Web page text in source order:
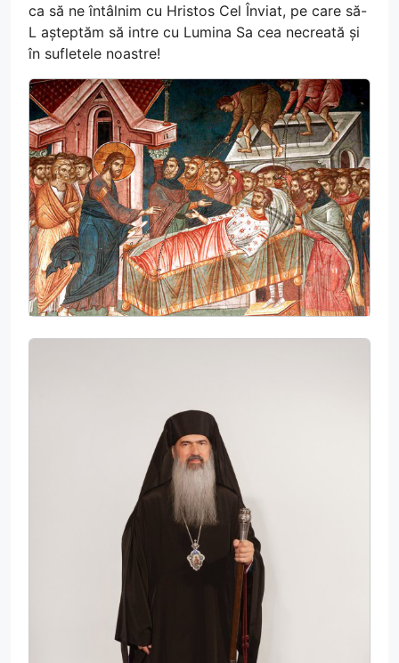
ca să ne întâlnim cu Hristos Cel Înviat, pe care să-
L așteptăm să intre cu Lumina Sa cea necreată și
în sufletele noastre!